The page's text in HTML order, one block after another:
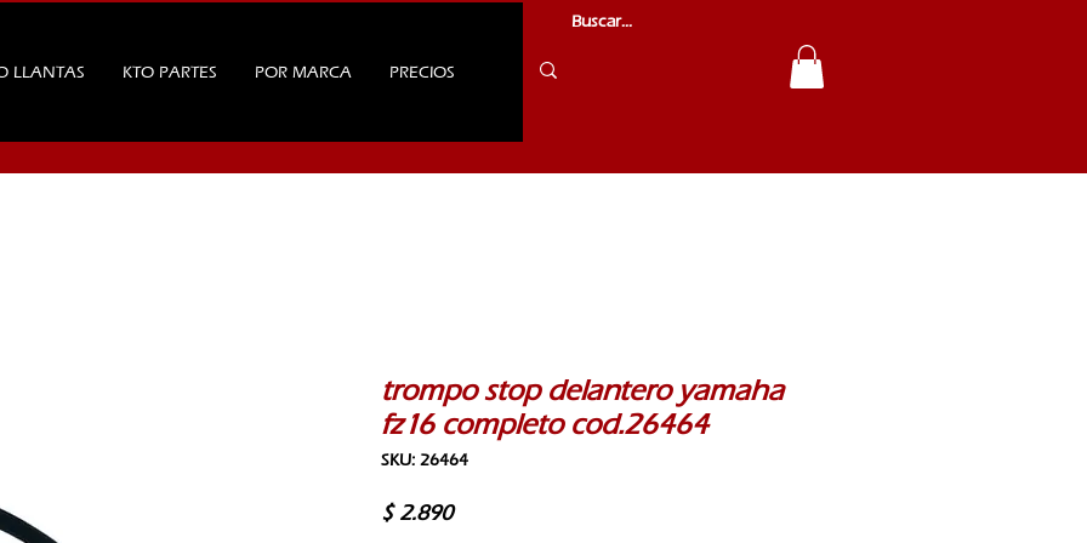
LLANTAS KTO PARTES POR MARCA PRECIOS
trompo stop delantero yamaha
fz16 completo cod.26464
SKU: 26464
$ 2.890Precio